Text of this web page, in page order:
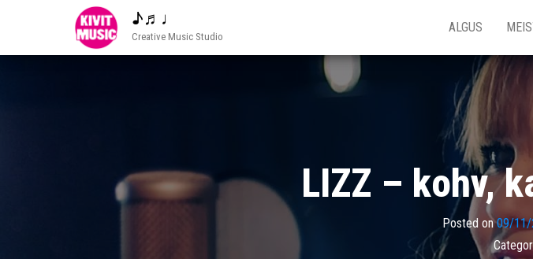
♪♬♩
Creative Music Studio
ALGUS
LIZZ – kohv,
Posted on09/11/